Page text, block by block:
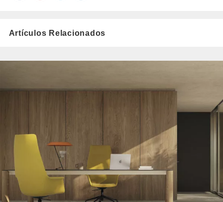
Artículos Relacionados